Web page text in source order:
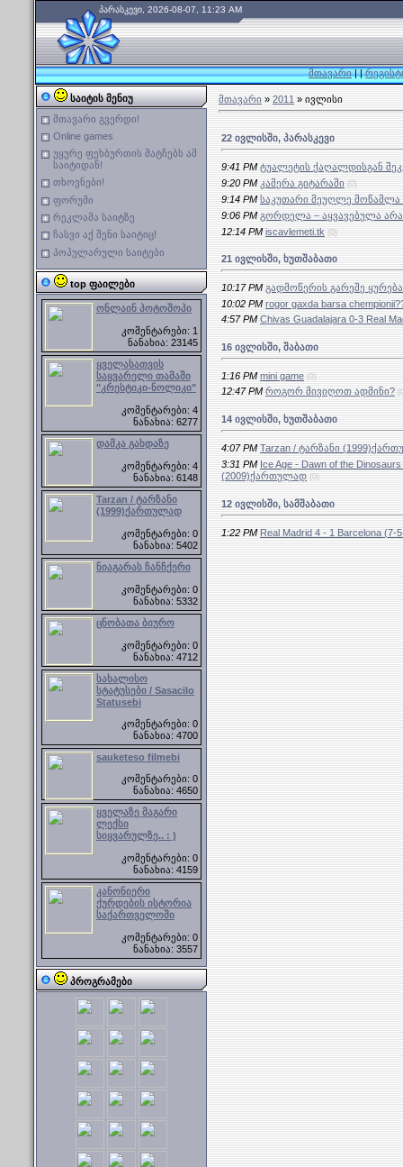
პარასკევი, 2026-08-07, 11:23 AM
მთავარი||
საიტის მენიუ
მთავარი გვერდი!
Online games
უყურე ფეხბურთის მატჩებს ამ
საიტიდან!
თხოვნები!
ფორუმი
რეკლამა საიტზე
ჩასვი აქ შენი საიტიც!
პოპულარული საიტები
top ფაილები
ონლაინ პოტოშოპი
კომენტარები: 1
ნანახია: 23145
ყველასათვის
საყვარელი თამაში
"კრესტიკი-ნოლიკი"
კომენტარები: 4
ნანახია: 6277
დამკა გახდაზე
კომენტარები: 4
ნანახია: 6148
Tarzan / ტარზანი
(1999)ქართულად
კომენტარები: 0
ნანახია: 5402
ნიაგარას ჩანჩქერი
კომენტარები: 0
ნანახია: 5332
ცნობათა ბიურო
კომენტარები: 0
ნანახია: 4712
სახალისო
სტატუსები / Sasacilo
Statusebi
კომენტარები: 0
ნანახია: 4700
sauketeso filmebi
კომენტარები: 0
ნანახია: 4650
ყველაზე მაგარი
ლექსი
სიყვარულზე.. : )
კომენტარები: 0
ნანახია: 4159
კანონიერი
ქურდების ისტორია
საქართველოში
კომენტარები: 0
ნანახია: 3557
პროგრამები
მთავარი»2011 » ივლისი
22 ივლისში, პარასკევი
9:41 PM ტუალეტის ქაღალდისგან
9:20 PM კამერა გიტარაში (0)
9:14 PM საკუთარი მეუღლე
9:06 PM გორდელა – აყვავებულა
12:14 PM iscavlemeti.tk (0)
21 ივლისში, ხუთშაბათი
10:17 PM გადმოწერის გარეშე
10:02 PM rogor gaxda barsa
4:57 PM Chivas Guadalajara 0-3 Real
16 ივლისში, შაბათი
1:16 PM mini game (0)
12:47 PM როგორ მივიღოთ ადმინი?
14 ივლისში, ხუთშაბათი
4:07 PM Tarzan / ტარზანი
3:31 PM Ice Age - Dawn of the
(2009)ქართულად (0)
12 ივლისში, სამშაბათი
1:22 PM Real Madrid 4 - 1 Barcelona (7-